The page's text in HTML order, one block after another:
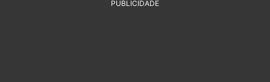
PUBLICIDADE